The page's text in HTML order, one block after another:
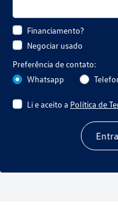
Financiamento?
Negociar usado
Preferência de contato:
Whatsapp
Li e aceito a Política de